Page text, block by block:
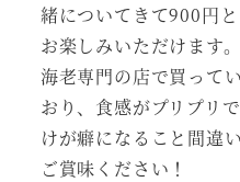
緒についてきて900円
お楽しみいただけます
海老専門の店で買って
おり、食感がプリプリ
けが癖になること間違
ご賞味ください！